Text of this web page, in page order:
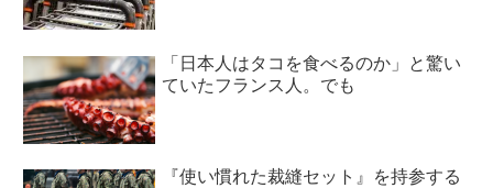
「日本人はタコを食べるのか」と驚い
ていたフランス人。でも
『使い慣れた裁縫セット』を持参する